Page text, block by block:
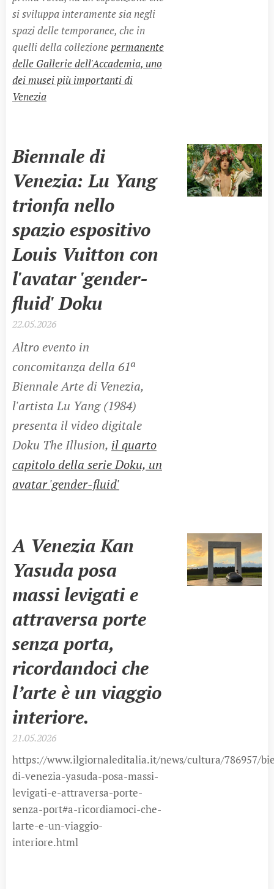
si sviluppa interamente sia negli
spazi delle temporanee, che in
quelli della collezionepermanente
delle Gallerie dell'Accademia, uno
dei musei più importanti di
Venezia
Biennale di
Venezia: Lu Yang
trionfa nello
spazio espositivo
Louis Vuitton con
l'avatar 'gender-
fluid' Doku
22.05.2026
Altro evento in
concomitanza della 61ª
Biennale Arte di Venezia,
l'artista Lu Yang (1984)
presenta il video digitale
Doku The Illusion, il quarto
capitolo della serie Doku, un
avatar 'gender-fluid'
A Venezia Kan
Yasuda posa
massi levigati e
attraversa porte
senza porta,
ricordandoci che
l’arte è un viaggio
interiore.
21.05.2026
https://www.ilgiornaleditalia.it/news/cultura/786957/
di-venezia-yasuda-posa-massi-
levigati-e-attraversa-porte-
senza-port#a-ricordiamoci-che-
larte-e-un-viaggio-
interiore.html